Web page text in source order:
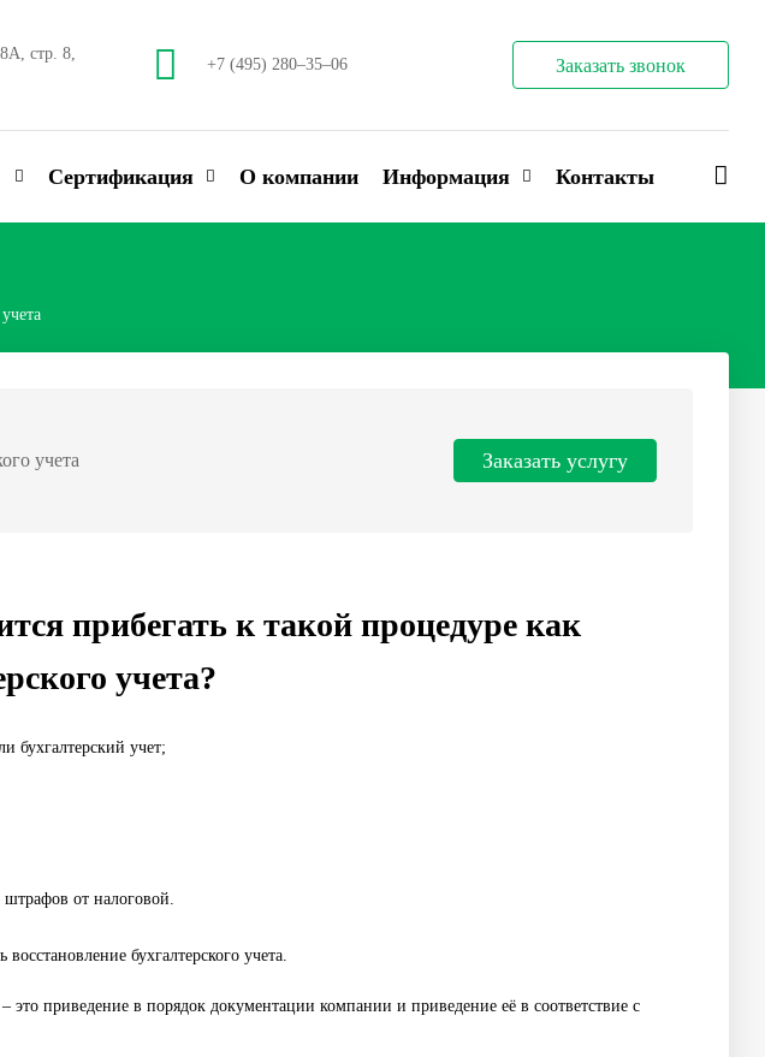
стр. 8,
+7 (495) 280–35–06 Заказать звонок
Сертификация О компании Информация Контакты
учета Заказать услугу
прибегать к такой процедуре как
учета?
бухгалтерский учет;
от налоговой.
бухгалтерского учета.
– это приведение в порядок документации компании и приведение её в соответствие с